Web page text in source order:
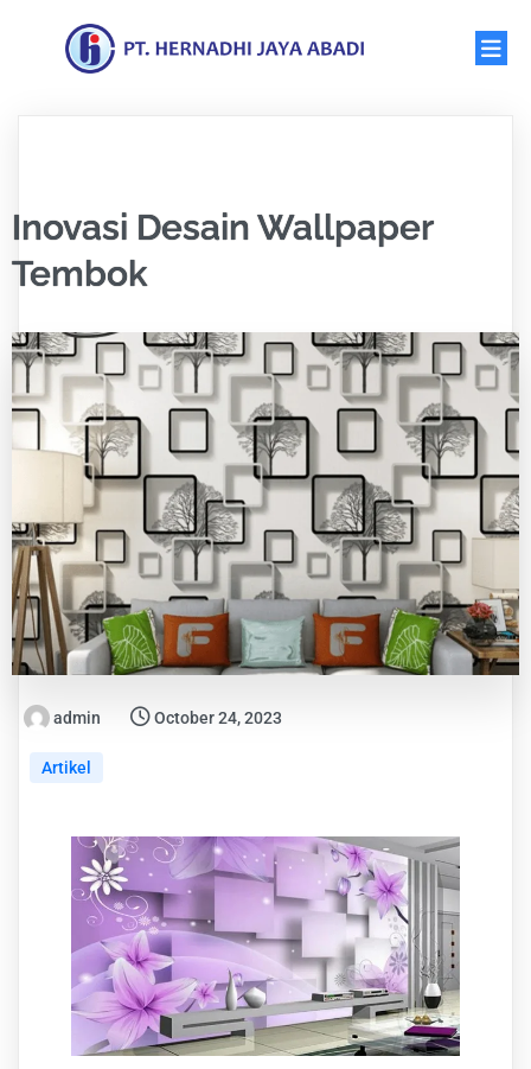
Inovasi Desain Wallpaper
Tembok
admin October 24, 2023
Artikel